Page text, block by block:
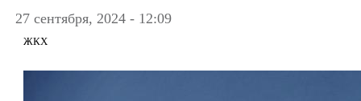
27 сентября, 2024 - 12:09
ЖКХ